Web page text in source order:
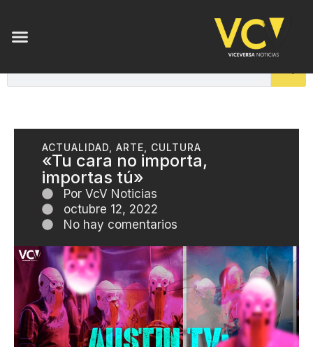
ACTUALIDAD ARTE CULTURA
«Tu cara no importa,
importas tú»
Por VcV Noticias
octubre 12, 2022
No hay comentarios